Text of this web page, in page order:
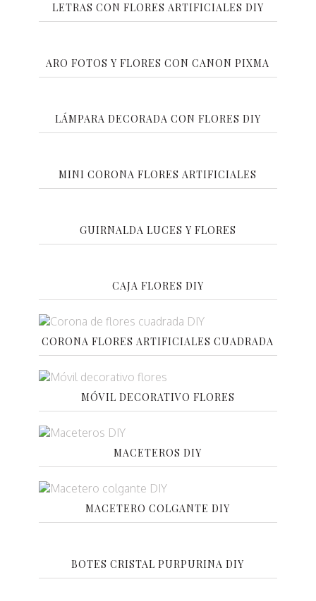
LETRAS CON FLORES ARTIFICIALES DIY
ARO FOTOS Y FLORES CON CANON PIXMA
LÁMPARA DECORADA CON FLORES DIY
MINI CORONA FLORES ARTIFICIALES
GUIRNALDA LUCES Y FLORES
CAJA FLORES DIY
CORONA FLORES ARTIFICIALES CUADRADA
MÓVIL DECORATIVO FLORES
MACETEROS DIY
MACETERO COLGANTE DIY
BOTES CRISTAL PURPURINA DIY